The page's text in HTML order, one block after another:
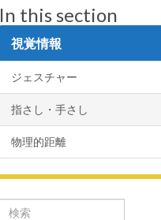
In this section
視覚情報
ジェスチャー
指さし・手さし
物理的距離
Search for: